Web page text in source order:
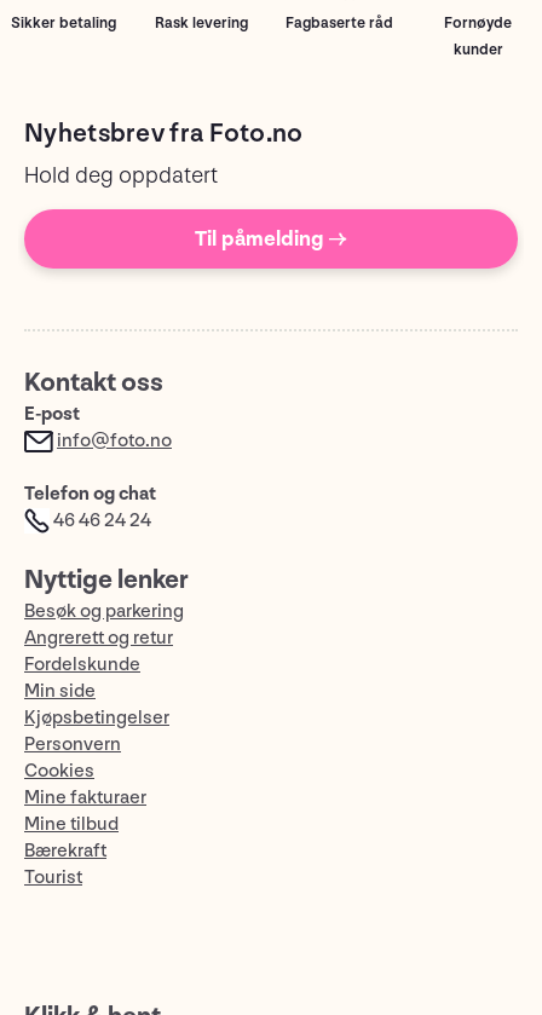
Sikker betaling Rask levering Fagbaserte råd
Fornøyde
kunder
Nyhetsbrev fra Foto.no
Hold deg oppdatert
Til påmelding →
Kontakt oss
E-post
info@foto.no
Telefon og chat
46 46 24 24
Nyttige lenker
Besøk og parkering
Angrerett og retur
Fordelskunde
Min side
Kjøpsbetingelser
Personvern
Cookies
Mine fakturaer
Mine tilbud
Bærekraft
Tourist